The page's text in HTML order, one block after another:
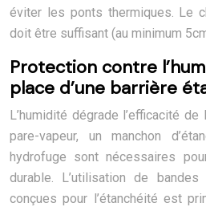
éviter les ponts thermiques. Le
doit être suffisant (au minimum
Protection contre
place d’une barrière
L’humidité dégrade l’efficacité de
pare-vapeur, un manchon
hydrofuge sont nécessaires
durable. L’utilisation de
conçues pour l’étanchéité est